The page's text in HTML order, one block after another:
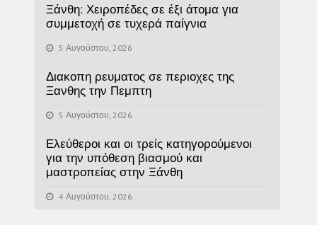
Ξάνθη: Χειροπέδες σε έξι άτομα για
συμμετοχή σε τυχερά παίγνια
5 Αυγούστου, 2026
Διακοπη ρευματος σε περιοχες της
Ξανθης την Πεμπτη
5 Αυγούστου, 2026
Ελεύθεροι και οι τρείς κατηγορούμενοι
για την υπόθεση βιασμού και
μαστροπείας στην Ξάνθη
4 Αυγούστου, 2026